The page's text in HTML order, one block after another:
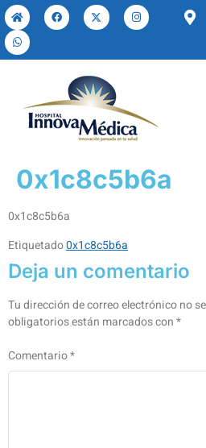
0x1c8c5b6a
0x1c8c5b6a
Etiquetado0x1c8c5b6a
Deja un comentario
Tu dirección de correo electrónico no
obligatorios están marcados con*
Comentario*